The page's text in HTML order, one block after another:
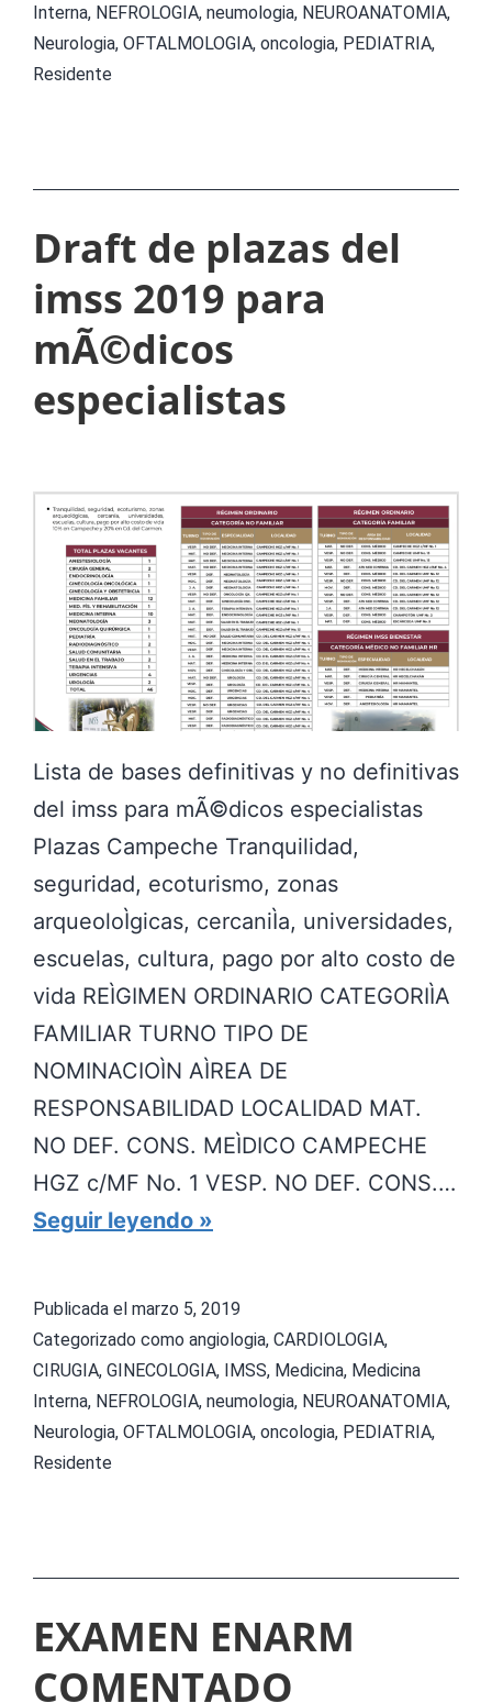
d
e
a
s
d
e
l
s
s
2
0
1
9
p
a
r
a
m
Ã
©
d
i
c
o
s
e
s
i
a
l
a
Interna, NEFROLOGIA, neumologia, NEUROANATOMIA,
Neurologia, OFTALMOLOGIA, oncologia, PEDIATRIA,
Residente
Draft de plazas del
imss 2019 para
mÃ©dicos
especialistas
Lista de bases definitivas y no definitivas
del imss para mÃ©dicos especialistas
Plazas Campeche Tranquilidad,
seguridad, ecoturismo, zonas
arqueoloÌgicas, cercaniÌa, universidades,
escuelas, cultura, pago por alto costo de
vida REÌGIMEN ORDINARIO CATEGORIÌA
FAMILIAR TURNO TIPO DE
NOMINACIOÌN AÌREA DE
RESPONSABILIDAD LOCALIDAD MAT.
NO DEF. CONS. MEÌDICO CAMPECHE
HGZ c/MF No. 1 VESP. NO DEF. CONS.…
Seguir leyendo D
f
t
d
e
s
Publicada el marzo 5, 2019
Categorizado como angiologia, CARDIOLOGIA,
CIRUGIA, GINECOLOGIA, IMSS, Medicina, Medicina
Interna, NEFROLOGIA, neumologia, NEUROANATOMIA,
Neurologia, OFTALMOLOGIA, oncologia, PEDIATRIA,
Residente
EXAMEN ENARM
COMENTADO